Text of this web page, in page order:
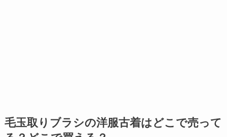
毛玉取りブラシの洋服古着はどこで売って